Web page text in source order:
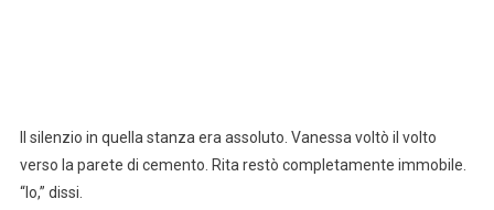
Il silenzio in quella stanza era assoluto. Vanessa voltò il volto
verso la parete di cemento. Rita restò completamente immobile.
“Io,” dissi.